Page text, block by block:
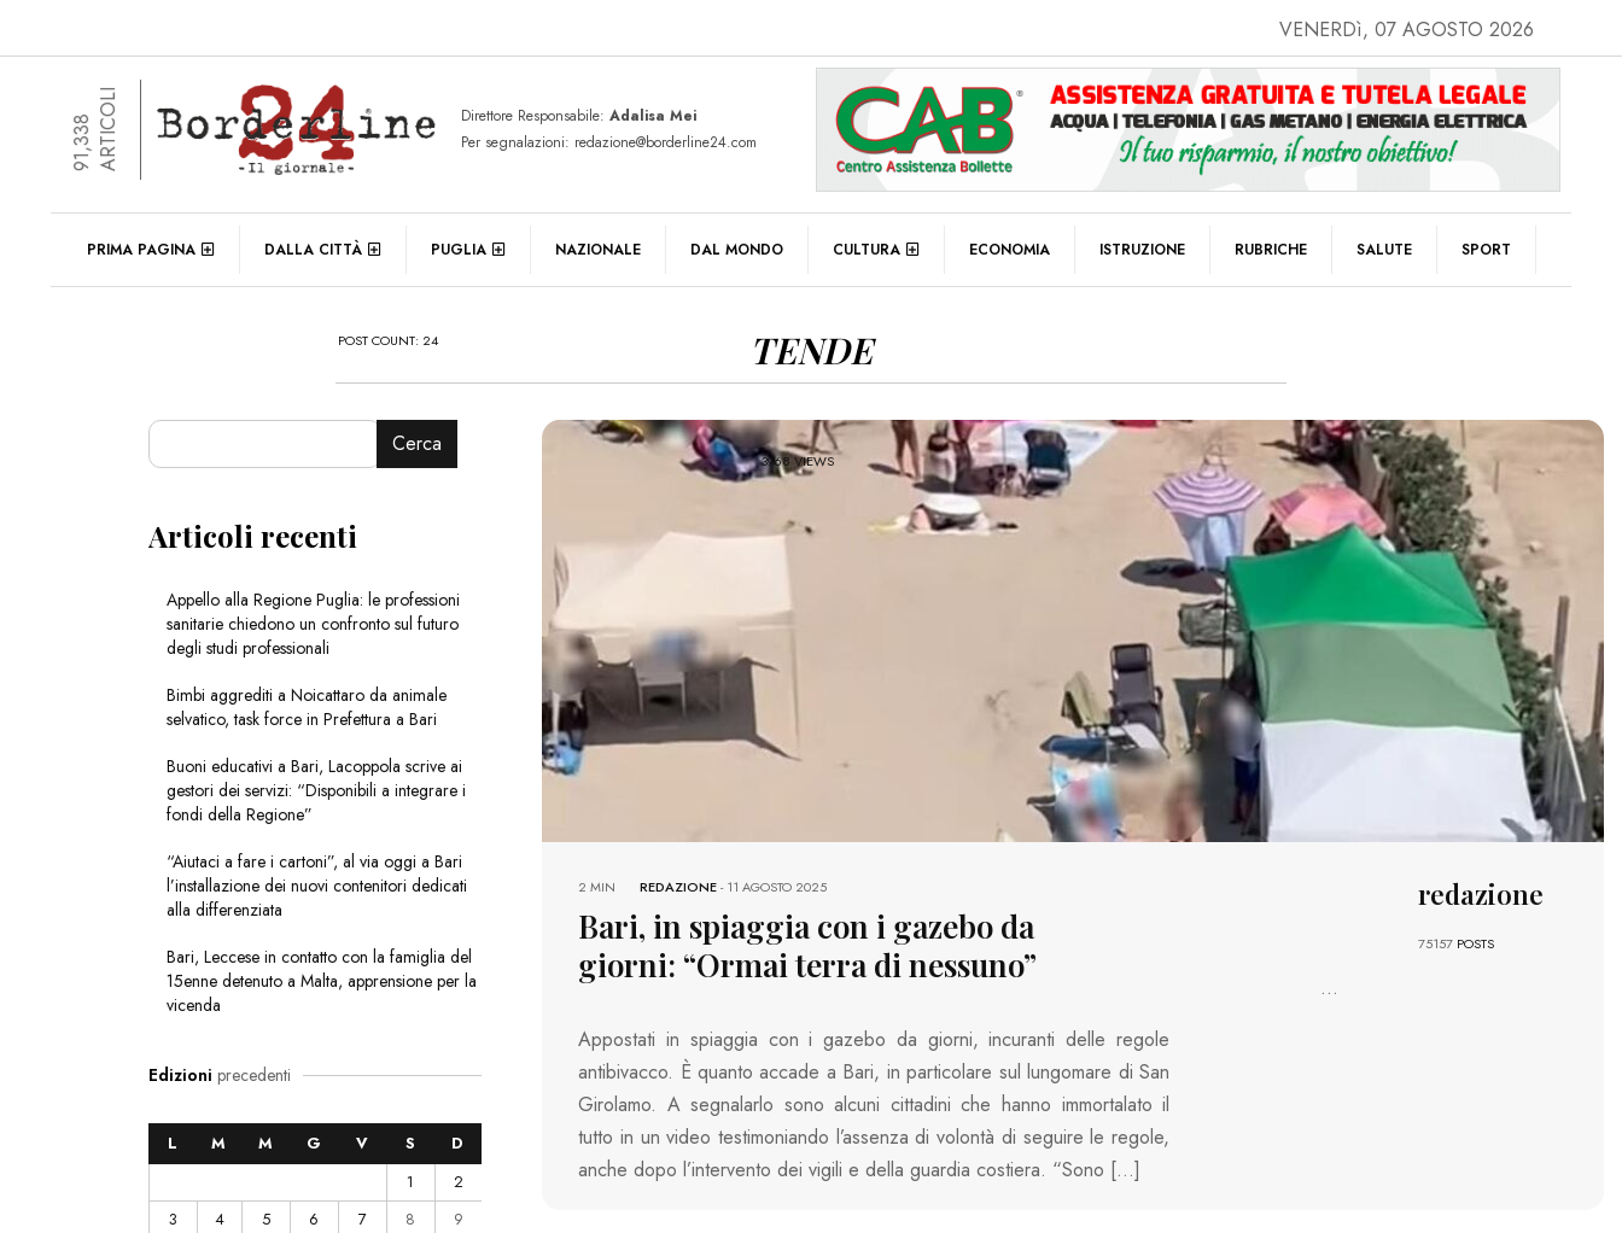
VENERDì, 07 AGOSTO 2026
91,338ARTICOLI Direttore Responsabile: Adalisa Mei
Per segnalazioni: redazione@borderline24.com
PRIMA PAGINA DALLA CITTÀ PUGLIA NAZIONALE DAL MONDO CULTURA ECONOMIA ISTRUZIONE RUBRICHE SALUTE SPORT
POST COUNT: 24 TENDE
3968 VIEWS
REDAZIONE-11 AGOSTO 2025
2 MIN
Bari, in spiaggia con i gazebo da
giorni: “Ormai terra di nessuno”
Appostati in spiaggia con i gazebo da giorni, incuranti delle regole
antibivacco. È quanto accade a Bari, in particolare sul lungomare di San
Girolamo. A segnalarlo sono alcuni cittadini che hanno immortalato il
tutto in un video testimoniando l’assenza di volontà di seguire le regole,
anche dopo l’intervento dei vigili e della guardia costiera. “Sono […]
redazione
75157 POSTS
...
Cerca
Articoli recenti
Appello alla Regione Puglia: le professioni
sanitarie chiedono un confronto sul futuro
degli studi professionali
Bimbi aggrediti a Noicattaro da animale
selvatico, task force in Prefettura a Bari
Buoni educativi a Bari, Lacoppola scrive ai
gestori dei servizi: “Disponibili a integrare i
fondi della Regione”
“Aiutaci a fare i cartoni”, al via oggi a Bari
l’installazione dei nuovi contenitori dedicati
alla differenziata
Bari, Leccese in contatto con la famiglia del
15enne detenuto a Malta, apprensione per la
vicenda
Edizioni precedenti
L M M G V S
D
1
2
3
4 5 6 7 8
9